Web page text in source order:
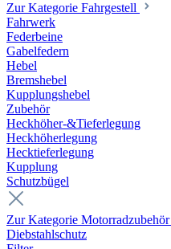
Zur Kategorie Fahrgestell
Fahrwerk
Federbeine
Gabelfedern
Hebel
Bremshebel
Kupplungshebel
Zubehör
Heckhöher-&Tieferlegung
Heckhöherlegung
Hecktieferlegung
Kupplung
Schutzbügel
Zur Kategorie Motorradzubehör
Diebstahlschutz